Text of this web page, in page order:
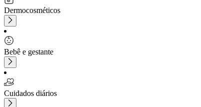
Dermocosméticos
Bebê e gestante
Cuidados diários